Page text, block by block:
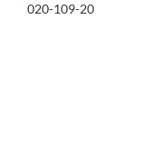
020-109-20